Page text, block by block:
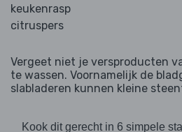
keukenrasp
citruspers
Vergeet niet je versproducten
te wassen. Voornamelijk de
slabladeren kunnen kleine
Kook dit gerecht in 6 simpele